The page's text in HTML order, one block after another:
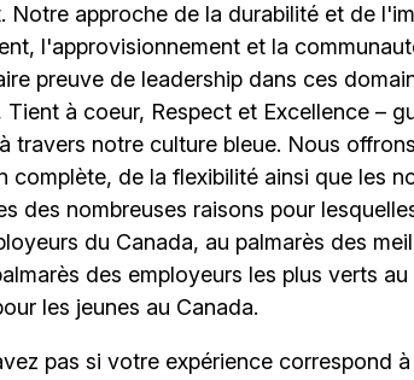
Notre approche de la durabilité et de
l'approvisionnement et la
preuve de leadership dans ces
Tient à coeur, Respect et Excellence –
travers notre culture bleue. Nous
complète, de la flexibilité ainsi que les
des nombreuses raisons pour
du Canada, au palmarès des
des employeurs les plus verts
les jeunes au Canada.
pas si votre expérience correspond